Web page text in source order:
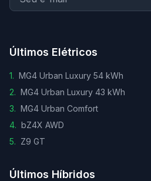
Últimos Elétricos
1. MG4 Urban Luxury 54 kWh
2. MG4 Urban Luxury 43 kWh
3. MG4 Urban Comfort
4. bZ4X AWD
5. Z9 GT
Últimos Híbridos